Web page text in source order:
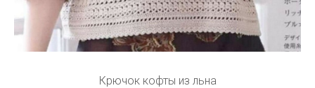
Крючок кофты из льна